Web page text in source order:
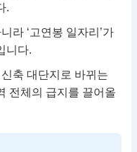
.
라 ‘고연봉 일자리’가
니다.
축 대단지로 바뀌는
전체의 급지를 끌어올